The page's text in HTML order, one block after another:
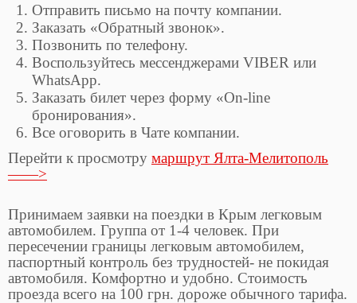
Отправить письмо на почту компании.
Заказать «Обратный звонок».
Позвонить по телефону.
Воспользуйтесь мессенджерами VIBER или
WhatsApp.
Заказать билет через форму «On-line
бронирования».
Все оговорить в Чате компании.
Перейти к просмотру маршрут Ялта-Мелитополь
——>
Принимаем заявки на поездки в Крым легковым
автомобилем. Группа от 1-4 человек. При
пересечении границы легковым автомобилем,
паспортный контроль без трудностей- не покидая
автомобиля. Комфортно и удобно. Стоимость
проезда всего на 100 грн. дороже обычного тарифа.